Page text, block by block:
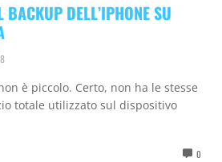
BACKUP DELL’IPHONE SU
è piccolo. Certo, non ha le stesse
totale utilizzato sul dispositivo
0